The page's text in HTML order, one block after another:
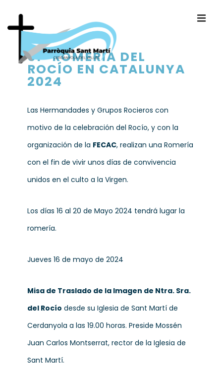
51ª ROMERÍA DEL
ROCÍO EN CATALUNYA
2024
Las Hermandades y Grupos Rocieros con
motivo de la celebración del Rocío, y con la
organización de la FECAC, realizan una Romería
con el fin de vivir unos días de convivencia
unidos en el culto a la Virgen.
Los días 16 al 20 de Mayo 2024 tendrá lugar la
romería.
Jueves 16 de mayo de 2024
Misa de Traslado de la Imagen de Ntra. Sra.
del Rocío desde su Iglesia de Sant Martí de
Cerdanyola a las 19.00 horas. Preside Mossén
Juan Carlos Montserrat, rector de la Iglesia de
Sant Martí.